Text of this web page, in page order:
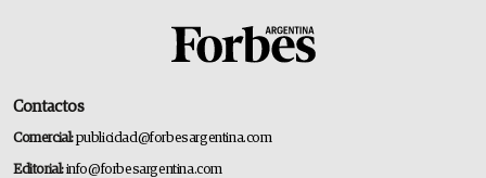
Contactos
Comercial:publicidad@forbesargentina.com
Editorial:info@forbesargentina.com